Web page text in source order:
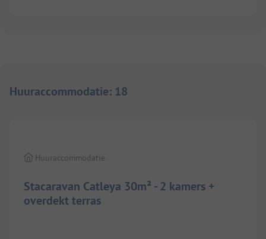
Huuraccommodatie: 18
Stacaravan Catleya 30m² - 2 kamers +
overdekt terras
Huuraccommodatie